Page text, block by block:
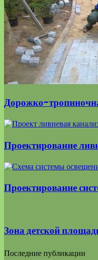
Дорожко-
Проектирование
Проектирование
Зона детской
Последние публикации